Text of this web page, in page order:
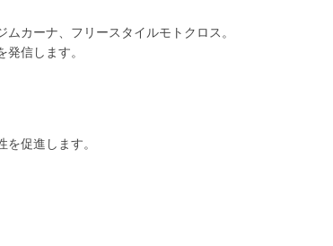
カーナ、フリースタイルモトクロス。
信します。
促進します。